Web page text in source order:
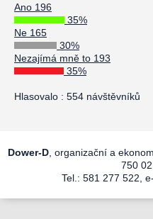
Ano 196
35%
Ne 165
30%
Nezajímá mně to 193
35%
Hlasovalo : 554 návštěvníků
Dower-D , organizační a
750
Tel.: 581 277 522,